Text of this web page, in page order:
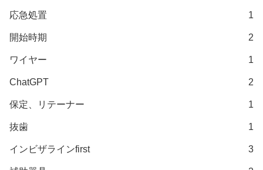
応急処置 1
開始時期 2
ワイヤー 1
ChatGPT 2
保定、リテーナー 1
抜歯 1
インビザラインfirst 3